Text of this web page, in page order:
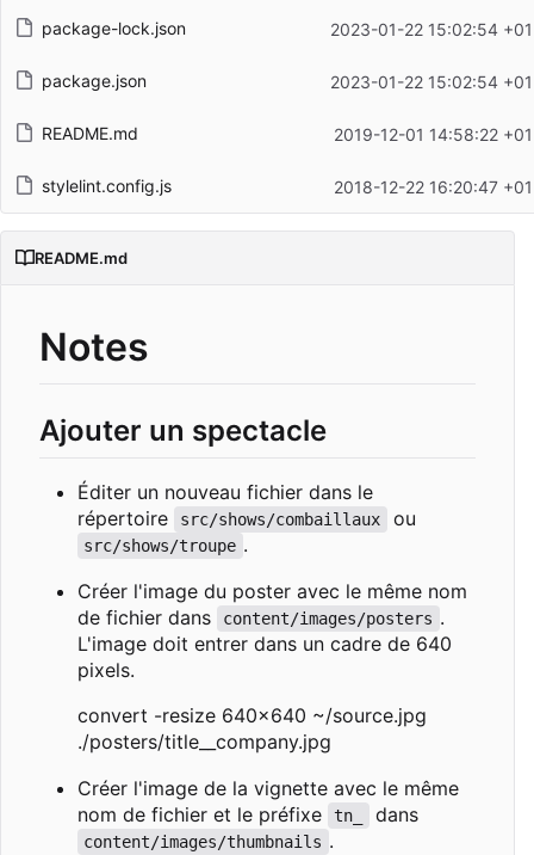
package-lock.json 2023-01-22 15:02:54
package.json 2023-01-22 15:02:54
README.md 2019-12-01 14:58:22
stylelint.config.js 2018-12-22 16:20:47
README.md
Notes
Ajouter un spectacle
Éditer un nouveau fichier dans le
répertoire
src/shows/combaillaux ou
src/shows/troupe .
Créer l'image du poster avec le même nom
de fichier dans
content/images/posters .
L'image doit entrer dans un cadre de 640
pixels.
convert -resize 640x640 ~/source.jpg
./posters/title__company.jpg
Créer l'image de la vignette avec le même
nom de fichier et le préfixe
tn_ dans
content/images/thumbnails .